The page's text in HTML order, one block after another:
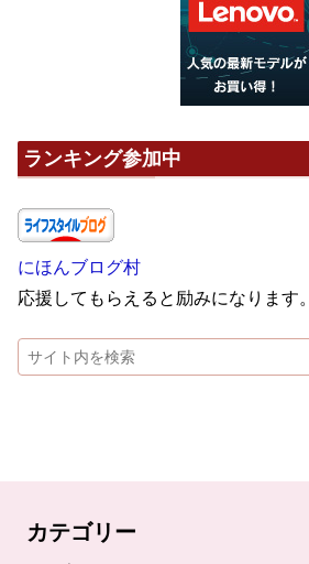
ランキング参加中
にほんブログ村
応援してもらえると励みになります。
カテゴリー